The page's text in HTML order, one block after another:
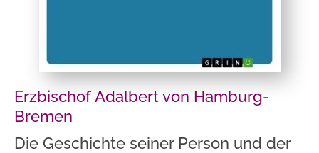
Erzbischof Adalbert von Hamburg-
Bremen
Die Geschichte seiner Person und der